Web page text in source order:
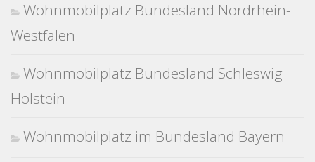
Wohnmobilplatz Bundesland Nordrhein-
Westfalen
Wohnmobilplatz Bundesland Schleswig
Holstein
Wohnmobilplatz im Bundesland Bayern